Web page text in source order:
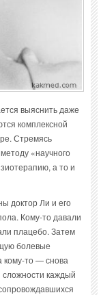
выяснить даже
комплексной
Стремясь
«научного
а то и
доктор Ли и его
Кому-то давали
плацебо. Затем
болевые
кому-то — снова
каждый